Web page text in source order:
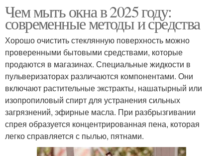
Чем мыть окна в 2025 году:
современные методы и средства
Хорошо очистить стеклянную поверхность можно
проверенными бытовыми средствами, которые
продаются в магазинах. Специальные жидкости в
пульверизаторах различаются компонентами. Они
включают растительные экстракты, нашатырный или
изопропиловый спирт для устранения сильных
загрязнений, эфирные масла. При разбрызгивании
спрея образуется концентрированная пена, которая
легко справляется с пылью, пятнами.